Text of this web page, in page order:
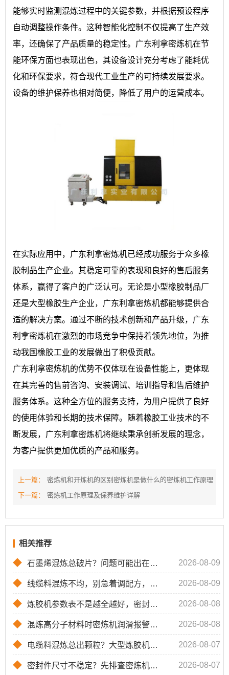
能够实时监测混炼过程中的关键参数，并根据预设程序
自动调整操作条件。这种智能化控制不仅提高了生产效
率，还确保了产品质量的稳定性。广东利拿密炼机在节
能环保方面也表现出色，其设备设计充分考虑了能耗优
化和环保要求，符合现代工业生产的可持续发展要求。
设备的维护保养也相对简便，降低了用户的运营成本。
在实际应用中，广东利拿密炼机已经成功服务于众多橡
胶制品生产企业。其稳定可靠的表现和良好的售后服务
体系，赢得了客户的广泛认可。无论是小型橡胶制品厂
还是大型橡胶生产企业，广东利拿密炼机都能够提供合
适的解决方案。通过不断的技术创新和产品升级，广东
利拿密炼机在激烈的市场竞争中保持着领先地位，为推
动我国橡胶工业的发展做出了积极贡献。
广东利拿密炼机的优势不仅体现在设备性能上，更体现
在其完善的售前咨询、安装调试、培训指导和售后维护
服务体系。这种全方位的服务支持，为用户提供了良好
的使用体验和长期的技术保障。随着橡胶工业技术的不
断发展，广东利拿密炼机将继续秉承创新发展的理念，
为客户提供更加优质的产品和服务。
上一篇：
密炼机和开炼机的区别密炼机是做什么的密炼机工作原理
下一篇：
密炼机工作原理及保养维护详解
相关推荐
◆ 石墨烯混炼总破片？问题可能出在啮合机转子转速 2026-08-09
◆ 线缆料混炼不均，别急着调配方，先排查密炼机转子与转速匹配 2026-08-09
◆ 炼胶机参数表不是越全越好，密封件厂家要看懂这几项 2026-08-08
◆ 混炼高分子材料时密炼机润滑报警？先查密封与油路匹配性 2026-08-08
◆ 电缆料混炼总出颗粒？大型炼胶机整线采购前先看工艺参数 2026-08-07
◆ 密封件尺寸不稳定？先排查密炼机混炼环节 2026-08-07